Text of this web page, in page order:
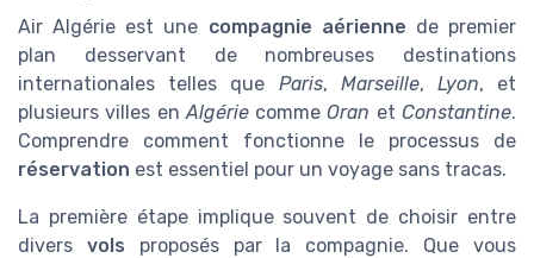
Air Algérie est une compagnie aérienne de premier
plan desservant de nombreuses destinations
internationales telles que Paris, Marseille, Lyon, et
plusieurs villes en AlgériecommeOran etConstantine.
Comprendre comment fonctionne le processus de
réservation est essentiel pour un voyage sans tracas.
La première étape implique souvent de choisir entre
divers vols proposés par la compagnie. Que vous